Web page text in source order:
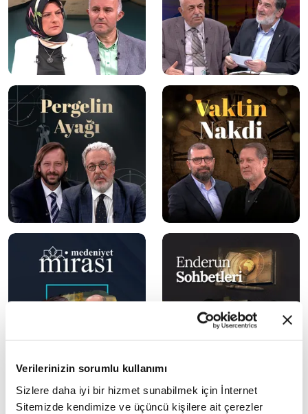
Verilerinizin sorumlu kullanımı
Sizlere daha iyi bir hizmet sunabilmek için İnternet
Sitemizde kendimize ve üçüncü kişilere ait çerezler